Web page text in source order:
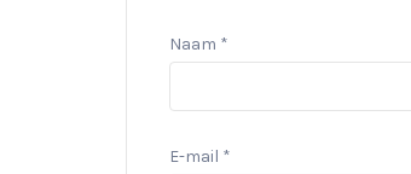
Naam *
E-mail *